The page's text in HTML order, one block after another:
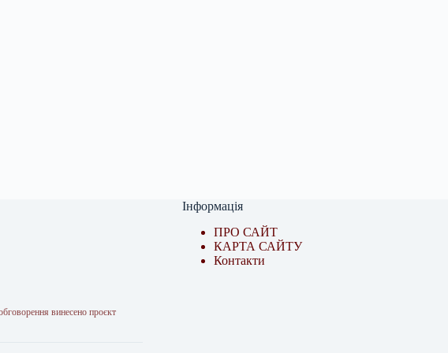
винесено проєкт
Інформація
ПРО САЙТ
КАРТА САЙТУ
Контакти